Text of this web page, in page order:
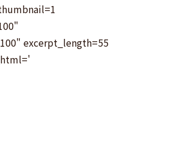
excerpt_length=55